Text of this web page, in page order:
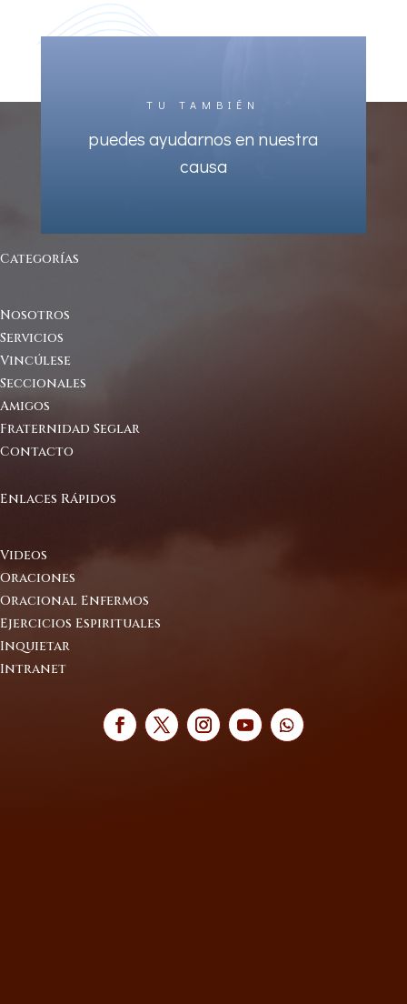
TU TAMBIÉN
puedes ayudarnos en nuestra
causa
Categorías
Nosotros
Servicios
Vincúlese
Seccionales
Amigos
Fraternidad Seglar
Contacto
Enlaces Rápidos
Videos
Oraciones
Oracional Enfermos
Ejercicios Espirituales
Inquietar
Intranet